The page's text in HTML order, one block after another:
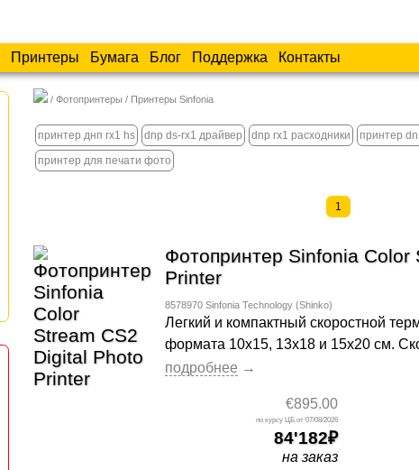
Принтеры Бумага Блог Поддержка Контакты
Фотопринтеры Принтеры Sinfonia
принтер днп rx1 hs dnp ds-rx1 драйвер dnp rx1 расходники принтер
принтер для печати фото
1
Фотопринтер Sinfonia Color
Printer
8578970Sinfonia Technology (Shinko)
Легкий и компактный скоростной
формата 10х15, 13х18 и 15х20 см.
€895.00
07/08/2026
84'182
на заказ